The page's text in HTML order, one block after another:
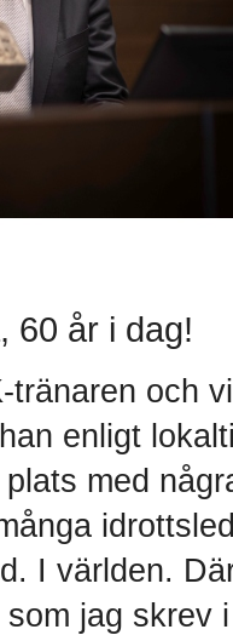
60 år i dag!
tränaren och
enligt
med
I världen.
som jag skrev